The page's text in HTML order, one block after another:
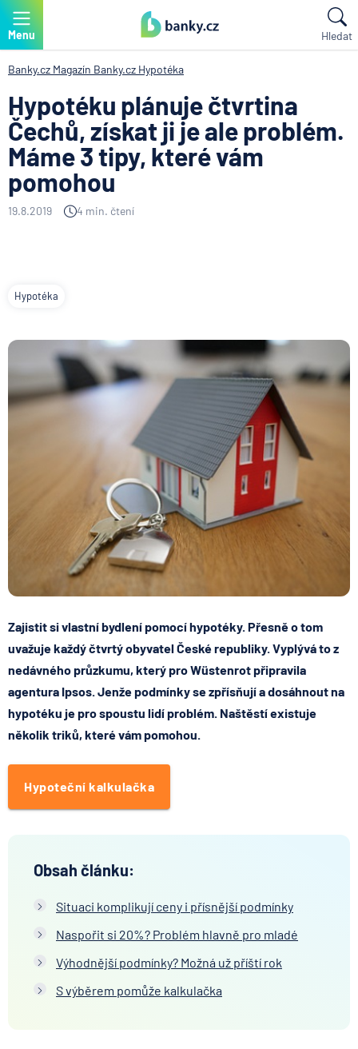
Menu Hledat
Banky.cz Magazín Banky.cz Hypotéka
Hypotéku plánuje čtvrtina
Čechů, získat ji je ale problém.
Máme 3 tipy, které vám
pomohou
19.8.2019 4 min. čtení
Hypotéka
Zajistit si vlastní bydlení pomocí hypotéky. Přesně o tom
uvažuje každý čtvrtý obyvatel České republiky. Vyplývá to z
nedávného průzkumu, který pro Wüstenrot připravila
agentura Ipsos. Jenžepodmínky se zpřísňujía dosáhnout na
hypotéku je pro spoustu lidí problém. Naštěstí existuje
několik triků, které vám pomohou.
Hypoteční kalkulačka
Obsah článku:
Situaci komplikují ceny i přísnější podmínky
Naspořit si 20%? Problém hlavně pro mladé
Výhodnější podmínky? Možná už příští rok
S výběrem pomůže kalkulačka